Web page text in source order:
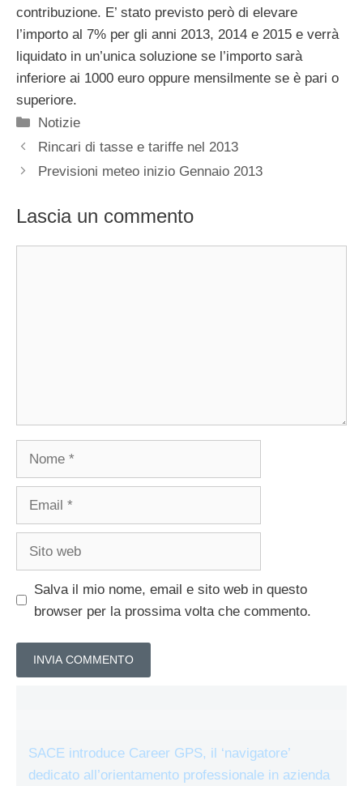
contribuzione. E’ stato previsto però di elevare
l’importo al 7% per gli anni 2013, 2014 e 2015 e verrà
liquidato in un’unica soluzione se l’importo sarà
inferiore ai 1000 euro oppure mensilmente se è pari o
superiore.
Categorie
Notizie
Rincari di tasse e tariffe nel 2013
Previsioni meteo inizio Gennaio 2013
Lascia un commento
Salva il mio nome, email e sito web in questo
browser per la prossima volta che commento.
SACE introduce Career GPS, il ‘navigatore’
dedicato all’orientamento professionale in azienda